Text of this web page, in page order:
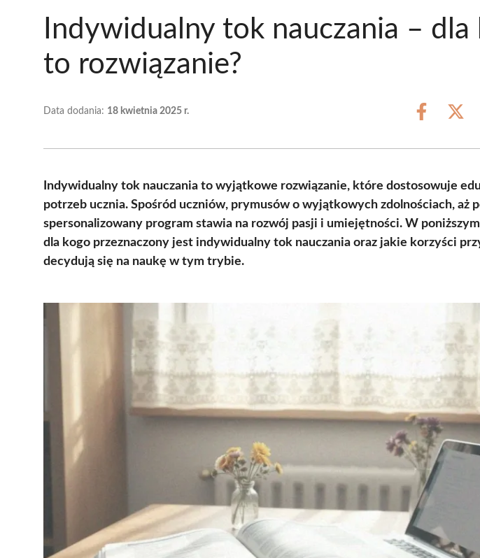
Indywidualny tok nauczania – dla
to rozwiązanie?
Data dodania: 18 kwietnia 2025 r.
Share
Indywidualny tok nauczania to wyjątkowe rozwiązanie, które dostosowuje
potrzeb ucznia. Spośród uczniów, prymusów o wyjątkowych zdolnościach, aż
spersonalizowany program stawia na rozwój pasji i umiejętności. W
dla kogo przeznaczony jest indywidualny tok nauczania oraz jakie korzyści
decydują się na naukę w tym trybie.